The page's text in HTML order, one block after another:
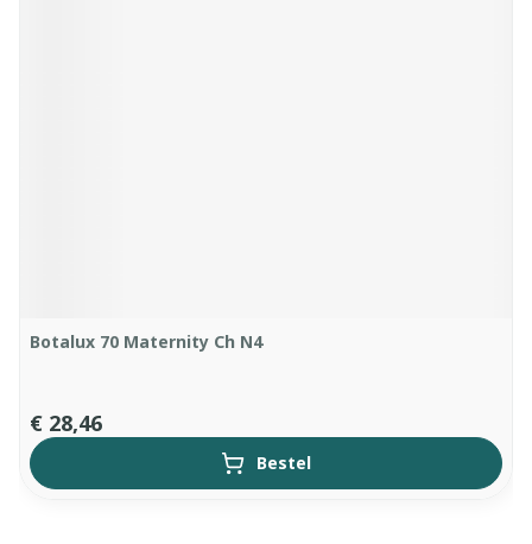
Botalux 70 Maternity Ch N4
€ 28,46
Bestel